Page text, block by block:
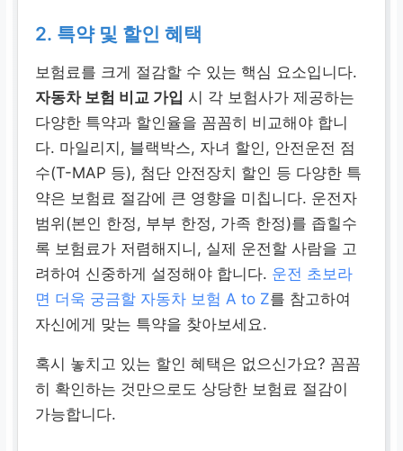
2. 특약 및 할인 혜택
보험료를 크게 절감할 수 있는 핵심 요소입니다.
자동차 보험 비교 가입 시 각 보험사가 제공하는
다양한 특약과 할인율을 꼼꼼히 비교해야 합니
다. 마일리지, 블랙박스, 자녀 할인, 안전운전 점
수(T-MAP 등), 첨단 안전장치 할인 등 다양한 특
약은 보험료 절감에 큰 영향을 미칩니다. 운전자
범위(본인 한정, 부부 한정, 가족 한정)를 좁힐수
록 보험료가 저렴해지니, 실제 운전할 사람을 고
려하여 신중하게 설정해야 합니다. 운전 초보라
면 더욱 궁금할 자동차 보험 A to Z를 참고하여
자신에게 맞는 특약을 찾아보세요.
혹시 놓치고 있는 할인 혜택은 없으신가요? 꼼꼼
히 확인하는 것만으로도 상당한 보험료 절감이
가능합니다.